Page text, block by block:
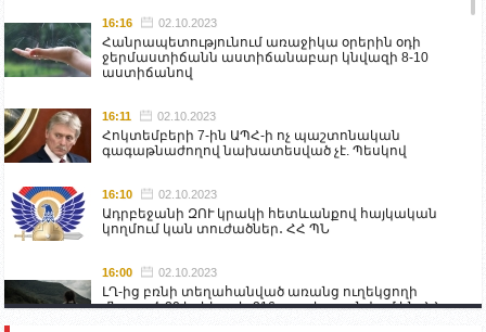
16:16 02.10.2023
Հանրապետությունում առաջիկա օրերին օդի
ջերմաստիճանն աստիճանաբար կնվազի 8-10
աստիճանով
16:11 02.10.2023
Հոկտեմբերի 7-ին ԱՊՀ-ի ոչ պաշտոնական
գագաթնաժողով նախատեսված չէ. Պեսկով
16:10 02.10.2023
Ադրբեջանի ԶՈՒ կրակի հետևանքով հայկական
կողմում կան տուժածներ․ ՀՀ ՊՆ
16:00 02.10.2023
ԼՂ-ից բռնի տեղահանված առանց ուղեկցողի
մնացած 20 երեխա և 216 տարեց գտնվում են ՀՀ